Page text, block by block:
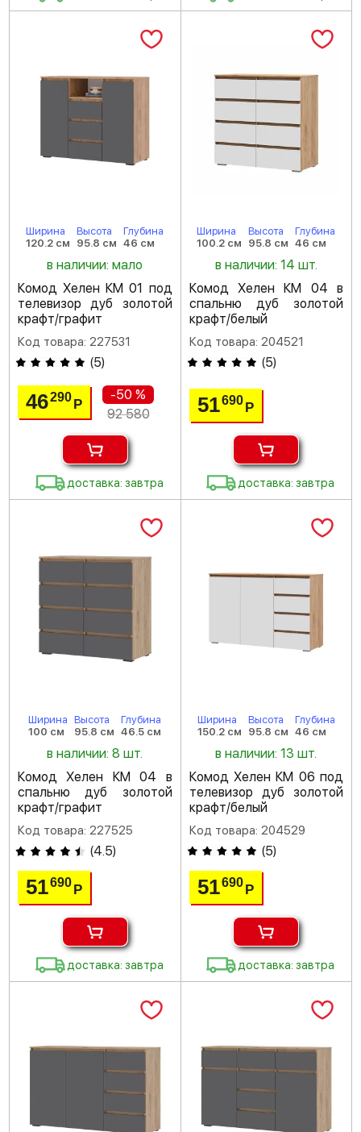
Ширина
120.2 см
Высота
95.8 см
Глубина
46 см
в наличии: мало
Комод Хелен КМ 01 под
телевизор дуб золотой
крафт/графит
Код товара: 227531
(5)
46290Р
-50 %
92 580
доставка: завтра
Ширина
100.2 см
Высота
95.8 см
Глубина
46 см
в наличии: 14 шт.
Комод Хелен КМ 04 в
спальню дуб золотой
крафт/белый
Код товара: 204521
(5)
51690 Р
доставка: завтра
Ширина
100 см
Высота
95.8 см
Глубина
46.5 см
в наличии: 8 шт.
Комод Хелен КМ 04 в
спальню дуб золотой
крафт/графит
Код товара: 227525
(4.5)
51690Р
доставка: завтра
Ширина
150.2 см
Высота
95.8 см
Глубина
46 см
в наличии: 13 шт.
Комод Хелен КМ 06 под
телевизор дуб золотой
крафт/белый
Код товара: 204529
(5)
51690 Р
доставка: завтра